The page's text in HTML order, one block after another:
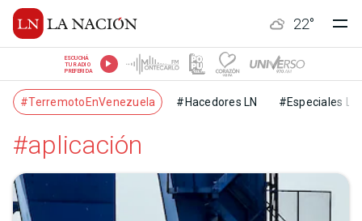
22°
ESCUCHÁ
TU RADIO
PREFERIDA
#TerremotoEnVenezuela #Hacedores LN #Especiales LN
#aplicación